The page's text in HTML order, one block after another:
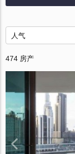
人气
474 房产